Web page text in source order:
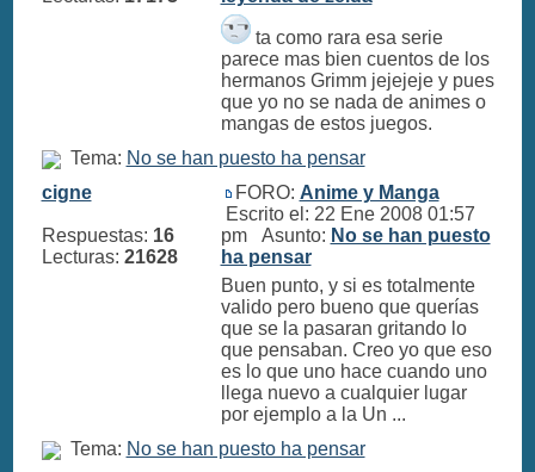
ta como rara esa serie
parece mas bien cuentos de los
hermanos Grimm jejejeje y pues
que yo no se nada de animes o
mangas de estos juegos.
Tema: No se han puesto ha pensar
cigne
Respuestas: 16
Lecturas: 21628
FORO: Anime y Manga
Escrito el: 22 Ene 2008 01:57
pm Asunto: No se han puesto
ha pensar
Buen punto, y si es totalmente
valido pero bueno que querías
que se la pasaran gritando lo
que pensaban. Creo yo que eso
es lo que uno hace cuando uno
llega nuevo a cualquier lugar
por ejemplo a la Un ...
Tema: No se han puesto ha pensar